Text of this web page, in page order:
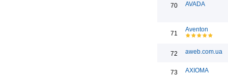
70 AVADA
71
Aventon
72 aweb.com.ua
73 AXIOMA